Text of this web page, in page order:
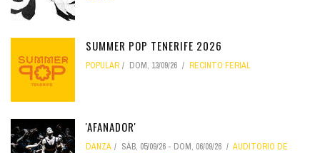
SUMMER POP TENERIFE 2026
POPULAR DOM, 13/09/26 RECINTO FERIAL
'AFANADOR'
DANZA SÁB, 05/09/26 - DOM, 06/09/26
AUDITORIO DE